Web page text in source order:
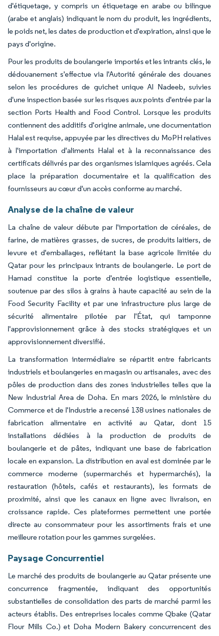
d'étiquetage, y compris un étiquetage en arabe ou bilingue
(arabe et anglais) indiquant le nom du produit, les ingrédients,
le poids net, les dates de production et d'expiration, ainsi que le
pays d'origine.
Pour les produits de boulangerie importés et les intrants clés, le
dédouanement s'effectue via l'Autorité générale des douanes
selon les procédures de guichet unique Al Nadeeb, suivies
d'une inspection basée sur les risques aux points d'entrée par la
section Ports Health and Food Control. Lorsque les produits
contiennent des additifs d'origine animale, une documentation
Halal est requise, appuyée par les directives du MoPH relatives
à l'importation d'aliments Halal et à la reconnaissance des
certificats délivrés par des organismes islamiques agréés. Cela
place la préparation documentaire et la qualification des
fournisseurs au cœur d'un accès conforme au marché.
Analyse de la chaîne de valeur
La chaîne de valeur débute par l'importation de céréales, de
farine, de matières grasses, de sucres, de produits laitiers, de
levure et d'emballages, reflétant la base agricole limitée du
Qatar pour les principaux intrants de boulangerie. Le port de
Hamad constitue la porte d'entrée logistique essentielle,
soutenue par des silos à grains à haute capacité au sein de la
Food Security Facility et par une infrastructure plus large de
sécurité alimentaire pilotée par l'État, qui tamponne
l'approvisionnement grâce à des stocks stratégiques et un
approvisionnement diversifié.
La transformation intermédiaire se répartit entre fabricants
industriels et boulangeries en magasin ou artisanales, avec des
pôles de production dans des zones industrielles telles que la
New Industrial Area de Doha. En mars 2026, le ministère du
Commerce et de l'Industrie a recensé 138 usines nationales de
fabrication alimentaire en activité au Qatar, dont 15
installations dédiées à la production de produits de
boulangerie et de pâtes, indiquant une base de fabrication
locale en expansion. La distribution en aval est dominée par le
commerce moderne (supermarchés et hypermarchés), la
restauration (hôtels, cafés et restaurants), les formats de
proximité, ainsi que les canaux en ligne avec livraison, en
croissance rapide. Ces plateformes permettent une portée
directe au consommateur pour les assortiments frais et une
meilleure rotation pour les gammes surgelées.
Paysage Concurrentiel
Le marché des produits de boulangerie au Qatar présente une
concurrence fragmentée, indiquant des opportunités
substantielles de consolidation des parts de marché parmi les
acteurs établis. Des entreprises locales comme Qbake (Qatar
Flour Mills Co.) et Doha Modern Bakery concurrencent des